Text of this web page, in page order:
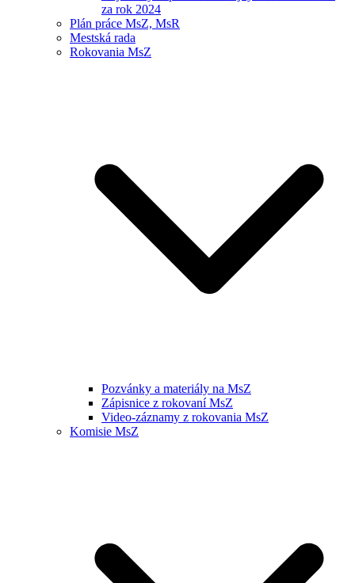
za rok 2024
Plán práce MsZ, MsR
Mestská rada
Rokovania MsZ
Pozvánky a materiály na MsZ
Zápisnice z rokovaní MsZ
Video-záznamy z rokovania MsZ
Komisie MsZ